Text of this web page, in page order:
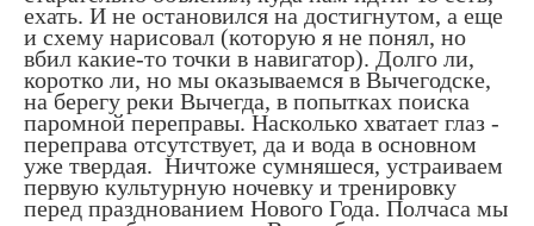
ехать. И не остановился на достигнутом, а еще
и схему нарисовал (которую я не понял, но
вбил какие-то точки в навигатор). Долго ли,
коротко ли, но мы оказываемся в Вычегодске,
на берегу реки Вычегда, в попытках поиска
паромной переправы. Насколько хватает глаз -
переправа отсутствует, да и вода в основном
уже твердая. Ничтоже сумняшеся, устраиваем
первую культурную ночевку и тренировку
перед празднованием Нового Года. Полчаса мы